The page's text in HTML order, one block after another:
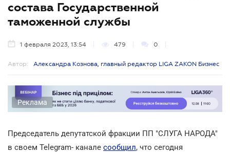
состава Государственной
таможенной службы
1 февраля 2023, 13:54 479 0
Автор: Александра Кознова, главный редактор LIGA ZAKON Бизнес
Реклама
Председатель депутатской фракции ПП "СЛУГА НАРОДА"
в своем Telegram- канале сообщил, что сегодня